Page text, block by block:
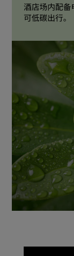
酒店场内配
可低碳出行。